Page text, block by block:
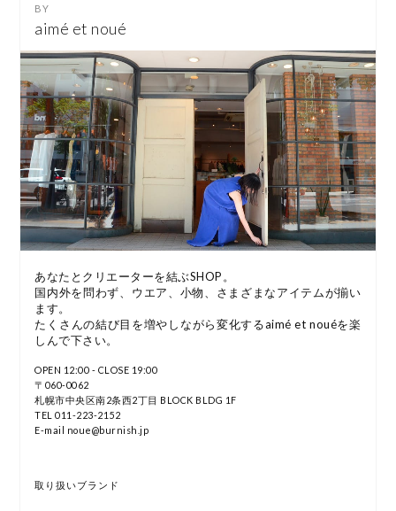
aimé et noué
あなたとクリエーターを結ぶSHOP。
国内外を問わず、ウエア、小物、さまざまなアイテムが揃い
ます。
たくさんの結び目を増やしながら変化するaimé et nouéを楽
しんで下さい。
OPEN 12:00 - CLOSE 19:00
〒060-0062
札幌市中央区南2条西2丁目 BLOCK BLDG 1F
TEL 011-223-2152
E-mail noue@burnish.jp
取り扱いブランド